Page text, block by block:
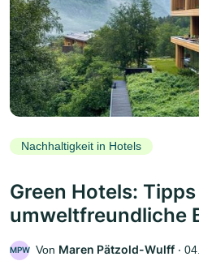
Nachhaltigkeit in Hotels
Green Hotels:
umweltfreundliche
MPW Von Maren Pätzold-Wulff ‧